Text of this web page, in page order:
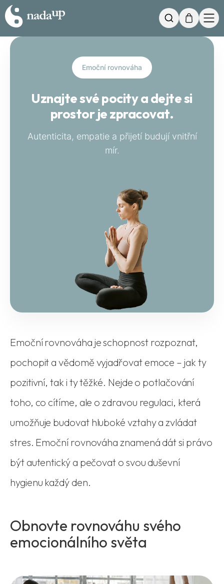
Můj košík
Hledat
Emoční rovnováha
Uznajte své pocity a dejte si
prostor je zpracovat.
Autenticita, empatie a přijetí budují vnitřní
mír.
Emoční rovnováha je schopnost rozpoznat,
pochopit a vědomě vyjadřovat emoce – jak ty
pozitivní, tak i ty těžké. Nejde o potlačování
toho, co cítíme, ale o zdravou regulaci, která
umožňuje budovat hluboké vztahy a zvládat
stres. Emoční rovnováha znamená dát si právo
být autentický a pečovat o svou duševní
hygienu každý den.
Obnovte rovnováhu svého
emocionálního světa